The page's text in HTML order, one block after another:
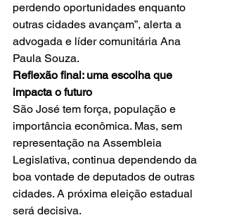
perdendo oportunidades enquanto
outras cidades avançam”, alerta a
advogada e líder comunitária Ana
Paula Souza.
Reflexão final: uma escolha que
impacta o futuro
São José tem força, população e
importância econômica. Mas, sem
representação na Assembleia
Legislativa, continua dependendo da
boa vontade de deputados de outras
cidades. A próxima eleição estadual
será decisiva.